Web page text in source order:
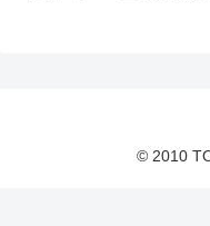
© 2010